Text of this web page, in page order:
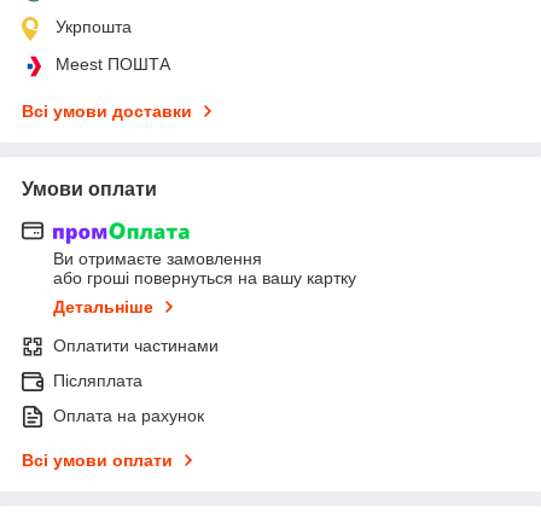
Укрпошта
Meest ПОШТА
Всі умови доставки
Умови оплати
Ви отримаєте замовлення
або гроші повернуться на вашу картку
Детальніше
Оплатити частинами
Післяплата
Оплата на рахунок
Всі умови оплати